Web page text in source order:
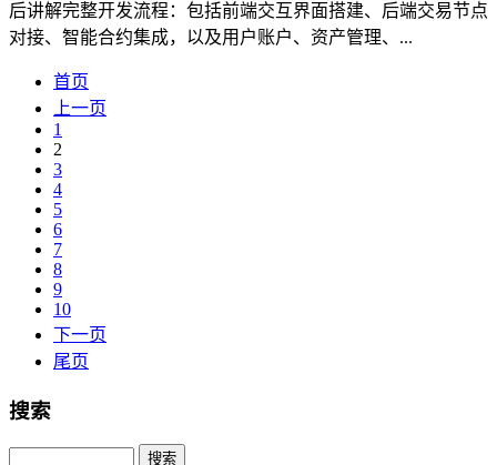
后讲解完整开发流程：包括前端交互界面搭建、后端交易节点
对接、智能合约集成，以及用户账户、资产管理、...
首页
上一页
1
2
3
4
5
6
7
8
9
10
下一页
尾页
搜索
Search